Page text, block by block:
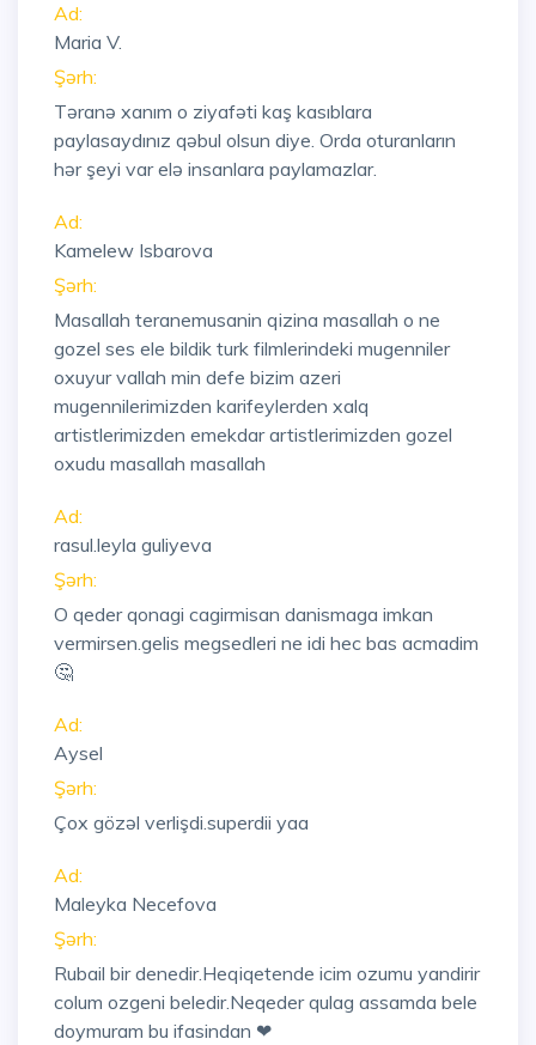
Ad:
Maria V.
Şərh:
Təranə xanım o ziyafəti kaş kasıblara
paylasaydınız qəbul olsun diye. Orda oturanların
hər şeyi var elə insanlara paylamazlar.
Ad:
Kamelew Isbarova
Şərh:
Masallah teranemusanin qizina masallah o ne
gozel ses ele bildik turk filmlerindeki mugenniler
oxuyur vallah min defe bizim azeri
mugennilerimizden karifeylerden xalq
artistlerimizden emekdar artistlerimizden gozel
oxudu masallah masallah
Ad:
rasul.leyla guliyeva
Şərh:
O qeder qonagi cagirmisan danismaga imkan
vermirsen.gelis megsedleri ne idi hec bas acmadim
🤔
Ad:
Aysel
Şərh:
Çox gözəl verlişdi.superdii yaa
Ad:
Maleyka Necefova
Şərh:
Rubail bir denedir.Heqiqetende icim ozumu yandirir
colum ozgeni beledir.Neqeder qulag assamda bele
doymuram bu ifasindan ❤